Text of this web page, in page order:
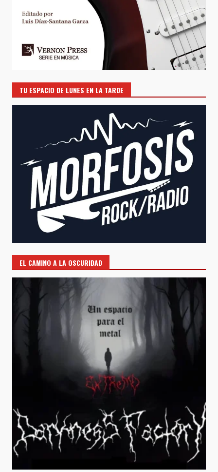
TU ESPACIO DE LUNES EN LA TARDE
EL CAMINO A LA OSCURIDAD